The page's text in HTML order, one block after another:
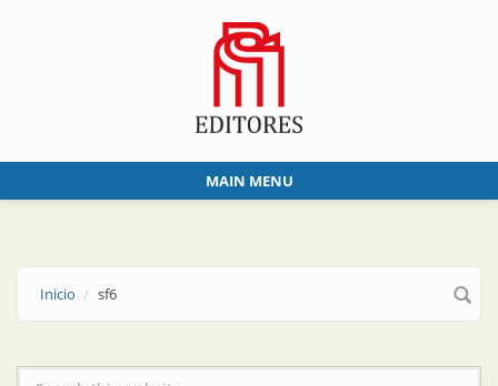
MAIN MENU
Inicio sf6